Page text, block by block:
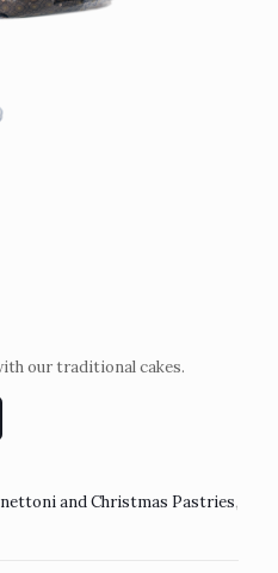
our traditional cakes.
and Christmas Pastries,